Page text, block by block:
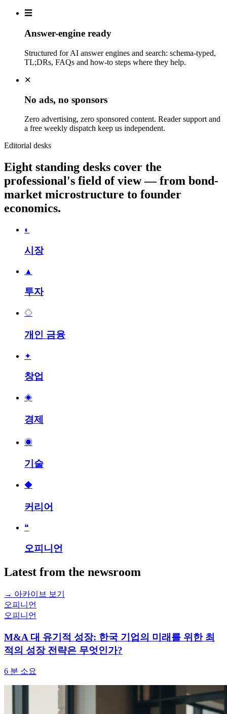
☰
Answer-engine ready
Structured for AI answer engines and search: schema-typed,
TL;DRs, FAQs and how-to steps where they help.
✕
No ads, no sponsors
Zero advertising, zero sponsored content. Reader support and
a free weekly dispatch keep us independent.
Editorial desks
Eight standing desks cover the
professional's field of view — from bond-
market microstructure to founder
economics.
◐
시장
▲
투자
◇
개인 금융
✦
창업
◈
경제
◉
기술
◆
커리어
❝
오피니언
Latest from the newsroom
→ 아카이브 보기
오피니언
오피니언
M&A 대 유기적 성장: 한국 기업의 미래를 위한 최
적의 성장 전략은 무엇인가?
6 분 소요